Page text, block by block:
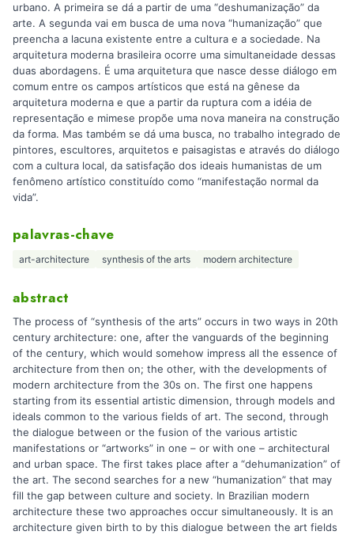
urbano. A primeira se dá a partir de uma “deshumanização” da
arte. A segunda vai em busca de uma nova “humanização” que
preencha a lacuna existente entre a cultura e a sociedade. Na
arquitetura moderna brasileira ocorre uma simultaneidade dessas
duas abordagens. É uma arquitetura que nasce desse diálogo em
comum entre os campos artísticos que está na gênese da
arquitetura moderna e que a partir da ruptura com a idéia de
representação e mimese propõe uma nova maneira na construção
da forma. Mas também se dá uma busca, no trabalho integrado de
pintores, escultores, arquitetos e paisagistas e através do diálogo
com a cultura local, da satisfação dos ideais humanistas de um
fenômeno artístico constituído como “manifestação normal da
vida”.
palavras-chave
art-architecture synthesis of the arts modern architecture
abstract
The process of “synthesis of the arts” occurs in two ways in 20th
century architecture: one, after the vanguards of the beginning
of the century, which would somehow impress all the essence of
architecture from then on; the other, with the developments of
modern architecture from the 30s on. The first one happens
starting from its essential artistic dimension, through models and
ideals common to the various fields of art. The second, through
the dialogue between or the fusion of the various artistic
manifestations or “artworks” in one – or with one – architectural
and urban space. The first takes place after a “dehumanization” of
the art. The second searches for a new “humanization” that may
fill the gap between culture and society. In Brazilian modern
architecture these two approaches occur simultaneously. It is an
architecture given birth to by this dialogue between the art fields